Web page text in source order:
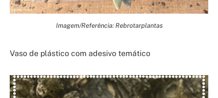
Imagem/Referência: Rebrotarplantas
Vaso de plástico com adesivo temático